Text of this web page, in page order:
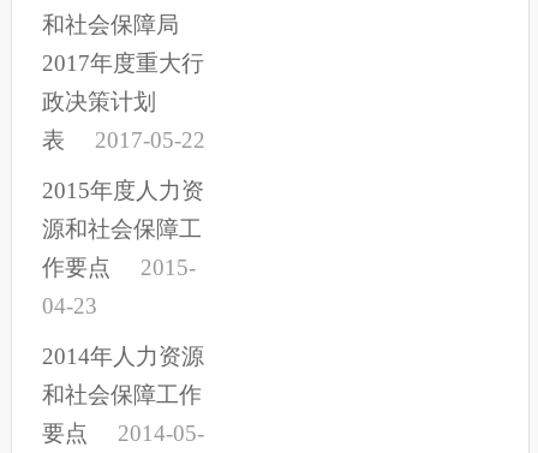
和社会保障局
2017年度重大行
政决策计划
表
2017-05-22
2015年度人力资
源和社会保障工
作要点
2015-
04-23
2014年人力资源
和社会保障工作
要点
2014-05-